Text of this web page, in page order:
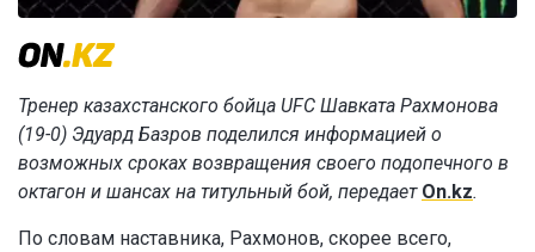
Тренер казахстанского бойца UFC Шавката Рахмонова
(19-0) Эдуард Базров поделился информацией о
возможных сроках возвращения своего подопечного в
октагон и шансах на титульный бой, передает On.kz.
По словам наставника, Рахмонов, скорее всего,